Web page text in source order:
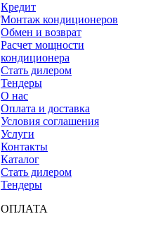
Кредит
Монтаж кондиционеров
Обмен и возврат
Расчет мощности
кондиционера
Стать дилером
Тендеры
О нас
Оплата и доставка
Условия соглашения
Услуги
Контакты
Каталог
Стать дилером
Тендеры
ОПЛАТА